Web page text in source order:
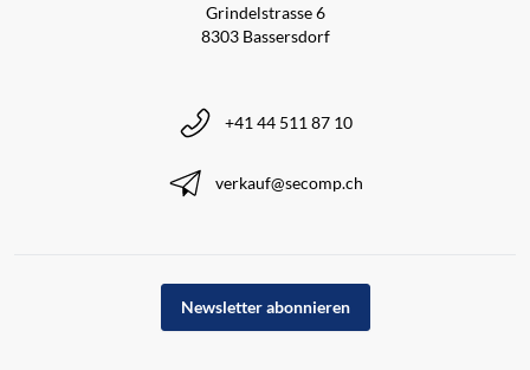
Grindelstrasse 6
8303 Bassersdorf
+41 44 511 87 10
verkauf@secomp.ch
Newsletter abonnieren